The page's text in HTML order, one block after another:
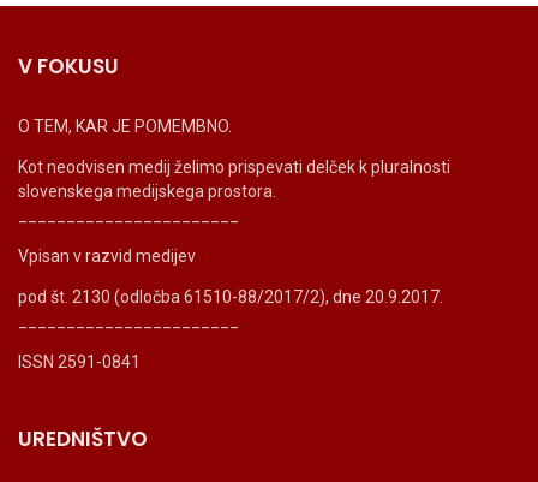
V FOKUSU
O TEM, KAR JE POMEMBNO.
Kot neodvisen medij želimo prispevati delček k pluralnosti
slovenskega medijskega prostora.
Vpisan v razvid medijev
pod št. 2130 (odločba 61510-88/2017/2), dne 20.9.2017.
ISSN 2591-0841
UREDNIŠTVO